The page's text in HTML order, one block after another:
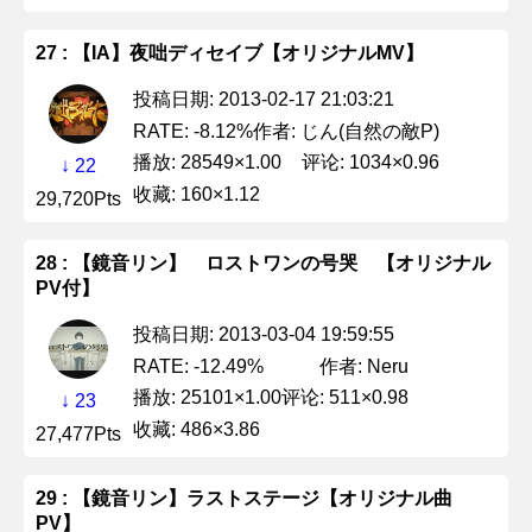
27 : 【IA】夜咄ディセイブ【オリジナルMV】
↓ 22
29,720Pts
投稿日期: 2013-02-17 21:03:21
RATE: -8.12%作者: じん(自然の敵P)
播放: 28549×1.00
评论: 1034×0.96
收藏: 160×1.12
28 : 【鏡音リン】 ロストワンの号哭 【オリジナル
PV付】
↓ 23
27,477Pts
投稿日期: 2013-03-04 19:59:55
RATE: -12.49%
作者: Neru
播放: 25101×1.00评论: 511×0.98
收藏: 486×3.86
29 : 【鏡音リン】ラストステージ【オリジナル曲
PV】